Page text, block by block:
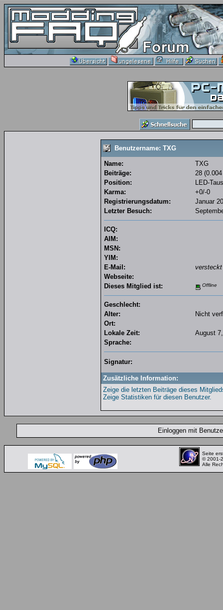
Benutzername: TXG
Name:
TXG
Beiträge:
28
Position:
LED-
Karma:
+0/-0
Registrierungsdatum:
Januar
Letzter Besuch:
ICQ:
AIM:
MSN:
YIM:
E-Mail:
versteckt
Webseite:
Dieses Mitglied ist:
Offline
Geschlecht:
Alter:
Nicht
Ort:
Lokale Zeit:
August
Sprache:
Signatur:
Zusätzliche Information:
Zeige die letzten Beiträge dieses
Zeige Statistiken für diesen Benutzer.
Einloggen mit
Seite
© 2001-
Alle